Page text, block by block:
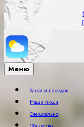
Меню
Закон и порядок
Наши люди
Официально